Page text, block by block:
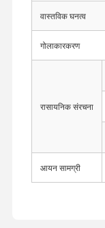
वास्तविक घनत्व
गोलाकारकरण
रासायनिक संरचना
आयन सामग्री